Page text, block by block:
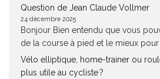
Question de Jean Claude Vollmer
24 décembre 2025
Bonjour Bien entendu que vous
de la course à pied et le mieux pour
Vélo elliptique, home-trainer ou
plus utile au cycliste ?